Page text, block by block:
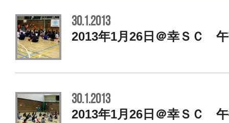
30.1.2013
2013年1月26日＠幸ＳＣ
30.1.2013
2013年1月26日＠幸ＳＣ